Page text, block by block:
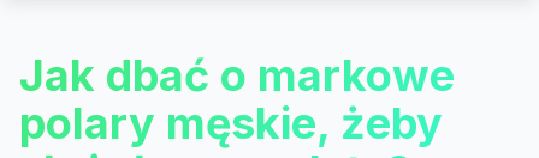
Jak dbać o markowe
polary męskie, żeby